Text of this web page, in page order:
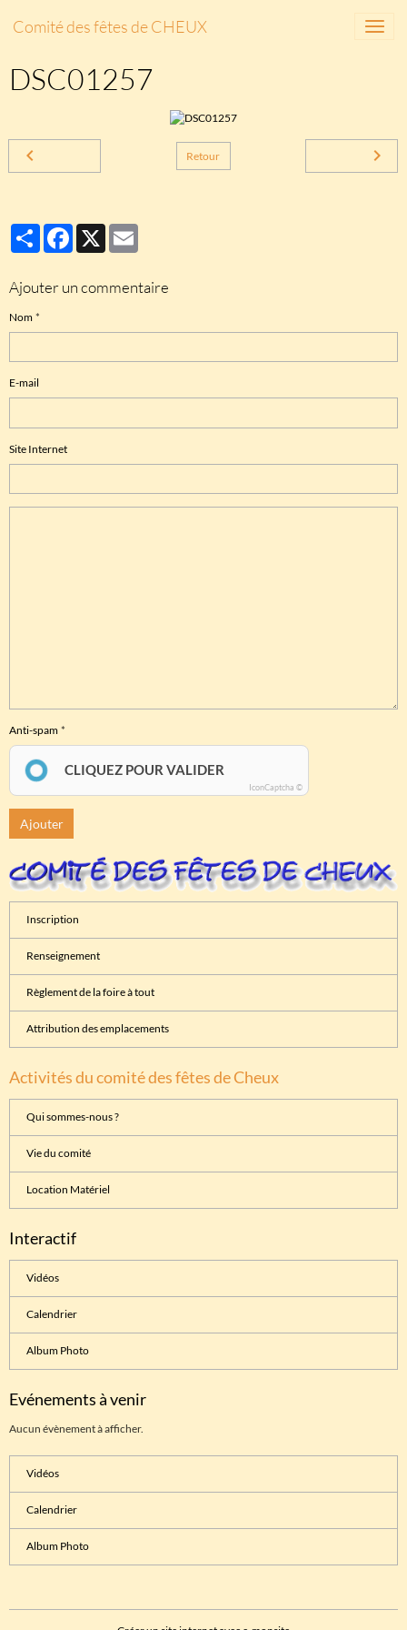
Comité des fêtes de CHEUX
DSC01257
Retour
PartagerFacebook
X
Ajouter un commentaire
Nom
E-mail
Site Internet
Anti-spam
CLIQUEZ POUR VALIDER
IconCaptcha ©
Ajouter
Inscription
Renseignement
Règlement de la foire à tout
Attribution des emplacements
Activités du comité des fêtes de Cheux
Qui sommes-nous ?
Vie du comité
Location Matériel
Interactif
Vidéos
Calendrier
Album Photo
Evénements à venir
Aucun évènement à afficher.
Vidéos
Calendrier
Album Photo